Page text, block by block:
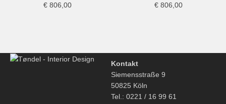
€806,00
€ 806,00
Kontakt
Siemensstraße 9
50825 Köln
Tel.: 0221 / 16 99 61